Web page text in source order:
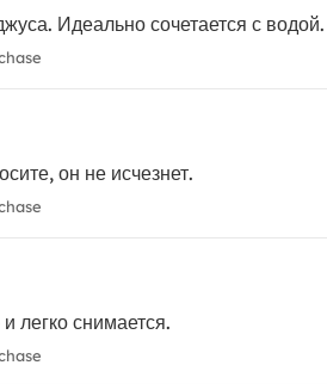
Идеально сочетается с водой.
он не исчезнет.
легко снимается.